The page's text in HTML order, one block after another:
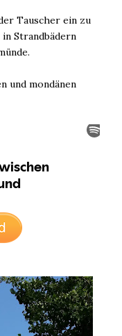
Tauscher ein zu
Strandbädern
und mondänen